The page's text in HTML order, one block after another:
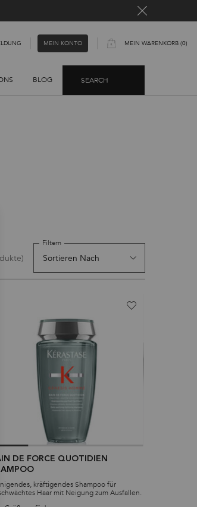
MEIN KONTO MEIN WARENKORB 0
0 PRODUKT
BLOG SEARCH
Filtern
DE FORCE QUOTIDIEN
kräftigendes Shampoo für
Haar mit Neigung zum Ausfallen.